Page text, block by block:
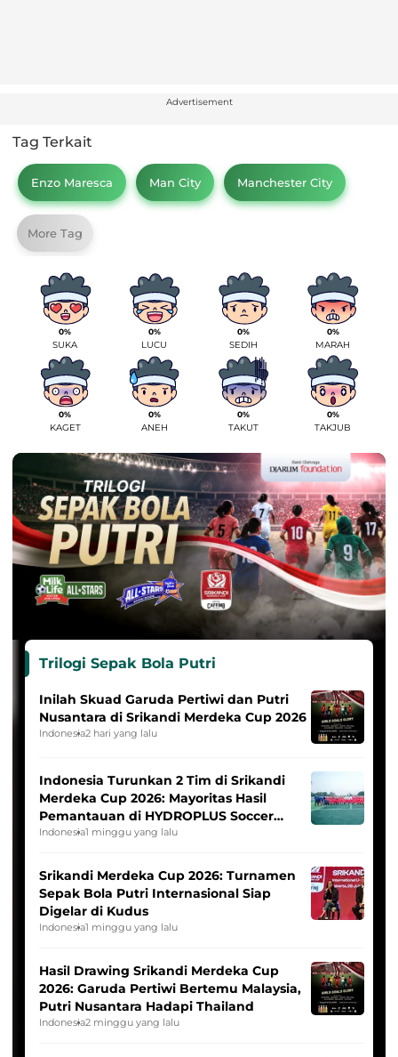
Advertisement
Tag Terkait
Enzo Maresca Man City Manchester City
More Tag
0%
SUKA
0%
LUCU
0%
SEDIH
0%
MARAH
0%
KAGET
0%
ANEH
0%
TAKUT
0%
TAKJUB
Trilogi Sepak Bola Putri
Inilah Skuad Garuda Pertiwi dan Putri
Nusantara di Srikandi Merdeka Cup 2026
Indonesia2 hari yang lalu
Indonesia Turunkan 2 Tim di Srikandi
Merdeka Cup 2026: Mayoritas Hasil
Pemantauan di HYDROPLUS Soccer
League
Indonesia1 minggu yang lalu
Srikandi Merdeka Cup 2026: Turnamen
Sepak Bola Putri Internasional Siap
Digelar di Kudus
Indonesia1 minggu yang lalu
Hasil Drawing Srikandi Merdeka Cup
2026: Garuda Pertiwi Bertemu Malaysia,
Putri Nusantara Hadapi Thailand
Indonesia2 minggu yang lalu